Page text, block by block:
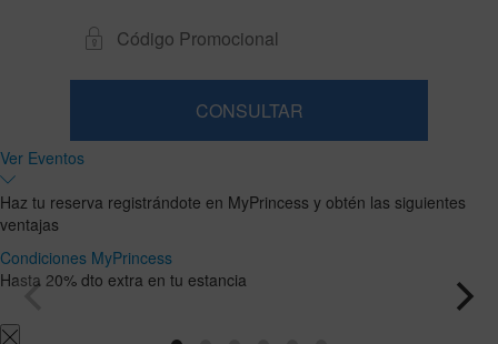
CONSULTAR
y
ocupaciones
Habitación
13
Hasta
12
Añadir
habitación
Ver Eventos
Haz tu reserva registrándote en MyPrincess y obtén las siguientes
ventajas
Condiciones MyPrincess
Hasta 20% dto extra en tu estancia